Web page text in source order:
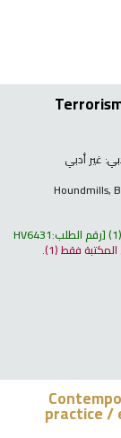
غير أدبي
Houndmills,
(1) رقم الطلب:HV6431
المكتبة فقط(1).
practice /